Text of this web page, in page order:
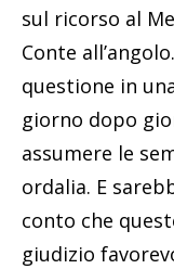
sul ricorso al
Conte
questione in
giorno dopo
assumere le
ordalia. E
conto che
giudizio